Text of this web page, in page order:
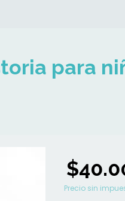
para
Precio sin